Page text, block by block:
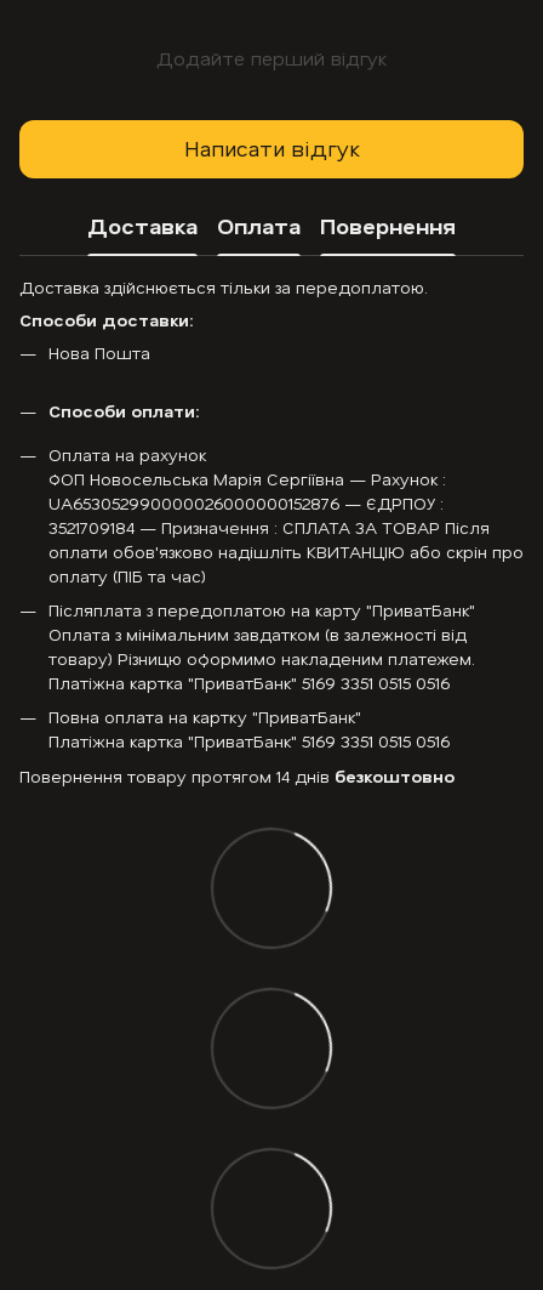
Додайте перший відгук
Написати відгук
Доставка Оплата Повернення
Доставка здійснюється тільки за передоплатою.
Способи доставки:
Нова Пошта
Способи оплати:
Оплата на рахунок
ФОП Новосельська Марія Сергіївна — Рахунок :
UA653052990000026000000152876 — ЄДРПОУ :
3521709184 — Призначення : СПЛАТА ЗА ТОВАР Після
оплати обов'язково надішліть КВИТАНЦІЮ або скрін про
оплату (ПІБ та час)
Післяплата з передоплатою на карту "ПриватБанк"
Оплата з мінімальним завдатком (в залежності від
товару) Різницю оформимо накладеним платежем.
Платіжна картка "ПриватБанк" 5169 3351 0515 0516
Повна оплата на картку "ПриватБанк"
Платіжна картка "ПриватБанк" 5169 3351 0515 0516
Повернення товару протягом 14 днів безкоштовно